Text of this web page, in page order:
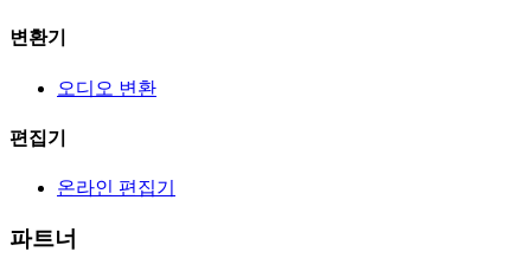
변환기
오디오 변환
편집기
온라인 편집기
파트너